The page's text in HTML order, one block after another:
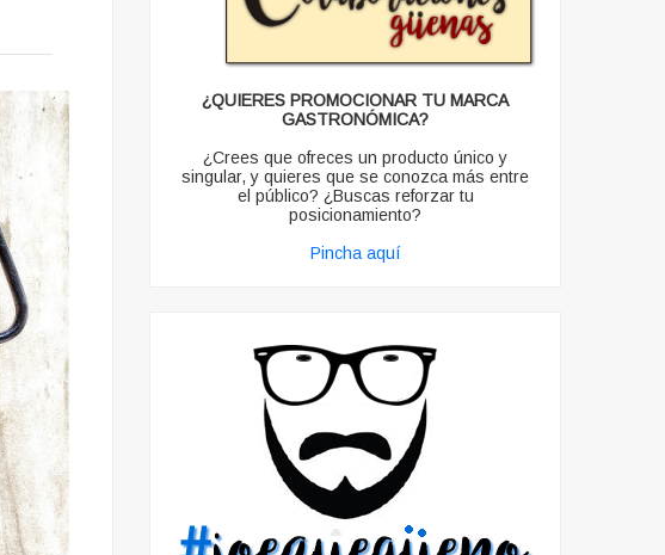
¿QUIERES PROMOCIONAR TU MARCA
GASTRONÓMICA?
¿Crees que ofreces un producto único y
singular, y quieres que se conozca más entre
el público? ¿Buscas reforzar tu
posicionamiento?
Pincha aquí